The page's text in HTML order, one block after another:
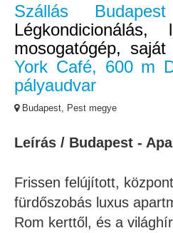
Szállás
Légkondicionálás,
mosogatógép,
York Café, 600 m
pályaudvar
Budapest, Pest megye
Leírás / Budapest -
Frissen felújított,
fürdőszobás luxus
Rom kerttől, és a